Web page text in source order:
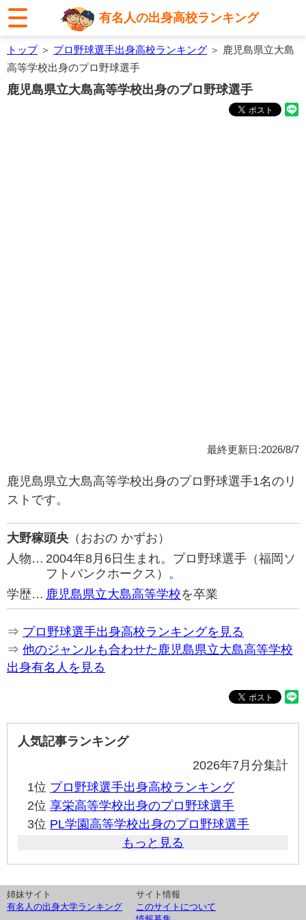
有名人の出身高校ランキング
トップ＞ プロ野球選手出身高校ランキング ＞ 鹿児島県立大島
高等学校出身のプロ野球選手
鹿児島県立大島高等学校出身のプロ野球選手
最終更新日:2026/8/7
鹿児島県立大島高等学校出身のプロ野球選手1名のリ
ストです。
大野稼頭央 （おおの かずお）
人物… 2004年8月6日生まれ。プロ野球選手（福岡ソ
フトバンクホークス）。
学歴… 鹿児島県立大島高等学校を卒業
⇒ プロ野球選手出身高校ランキングを見る
⇒ 他のジャンルも合わせた鹿児島県立大島高等学校
出身有名人を見る
人気記事ランキング
2026年7月分集計
1位 プロ野球選手出身高校ランキング
2位 享栄高等学校出身のプロ野球選手
3位 PL学園高等学校出身のプロ野球選手
もっと見る
姉妹サイト
有名人の出身大学ランキング
サイト情報
このサイトについて